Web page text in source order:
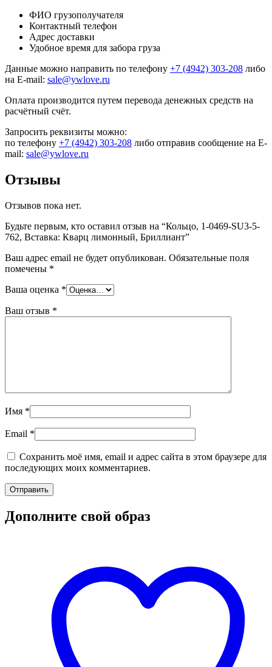
ФИО грузополучателя
Контактный телефон
Адрес доставки
Удобное время для забора груза
Данные можно направить по телефону +7 (4942) 303-208 либо
на E-mail: sale@ywlove.ru
Оплата производится путем перевода денежных средств на
расчётный счёт.
Запросить реквизиты можно:
по телефону +7 (4942) 303-208 либо отправив сообщение на E-
mail: sale@ywlove.ru
Отзывы
Отзывов пока нет.
Будьте первым, кто оставил отзыв на “Кольцо, 1-0469-SU3-5-
762, Вставка: Кварц лимонный, Бриллиант”
Ваш адрес email не будет опубликован. Обязательные поля
помечены *
Ваша оценка *
Ваш отзыв *
Имя *
Email *
Сохранить моё имя, email и адрес сайта в этом браузере для
последующих моих комментариев.
Дополните свой образ